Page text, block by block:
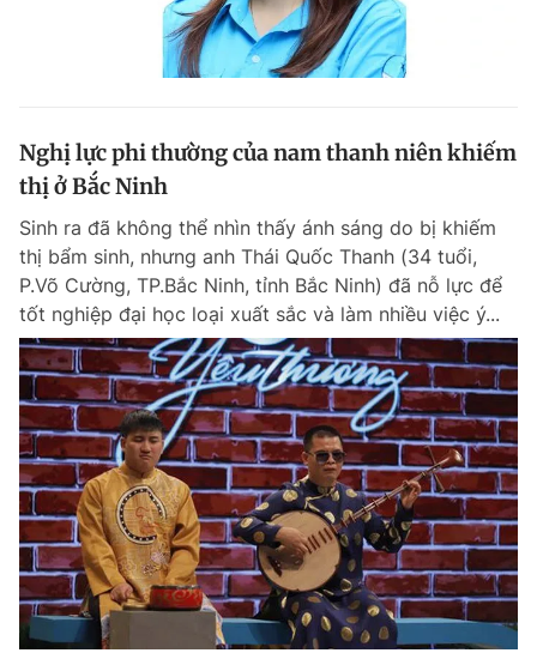
Nghị lực phi thường của nam thanh niên khiếm
thị ở Bắc Ninh
Sinh ra đã không thể nhìn thấy ánh sáng do bị khiếm
thị bẩm sinh, nhưng anh Thái Quốc Thanh (34 tuổi,
P.Võ Cường, TP.Bắc Ninh, tỉnh Bắc Ninh) đã nỗ lực để
tốt nghiệp đại học loại xuất sắc và làm nhiều việc ý...